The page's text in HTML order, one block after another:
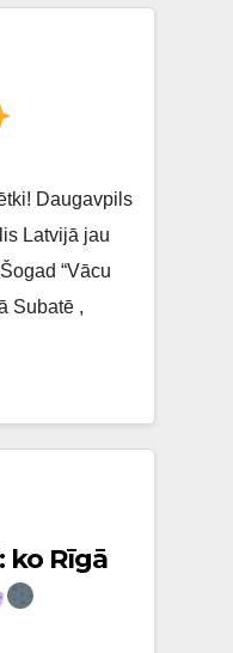
Daugavpils
Latvijā jau
“Vācu
Subatē ,
ko Rīgā